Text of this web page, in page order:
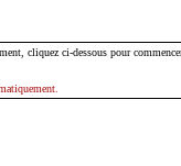
cliquez ci-dessous pour